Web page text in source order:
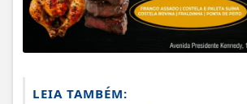
LEIA TAMBÉM: